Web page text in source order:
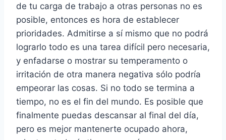
de tu carga de trabajo a otras personas no es
posible, entonces es hora de establecer
prioridades. Admitirse a sí mismo que no podrá
lograrlo todo es una tarea difícil pero necesaria,
y enfadarse o mostrar su temperamento o
irritación de otra manera negativa sólo podría
empeorar las cosas. Si no todo se termina a
tiempo, no es el fin del mundo. Es posible que
finalmente puedas descansar al final del día,
pero es mejor mantenerte ocupado ahora,